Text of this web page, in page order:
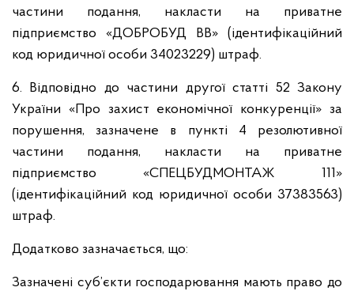
частини подання, накласти на приватне
підприємство «ДОБРОБУД ВВ» (ідентифікаційний
код юридичної особи 34023229) штраф.
6. Відповідно до частини другої статті 52 Закону
України «Про захист економічної конкуренції» за
порушення, зазначене в пункті 4 резолютивної
частини подання, накласти на приватне
підприємство «СПЕЦБУДМОНТАЖ 111»
(ідентифікаційний код юридичної особи 37383563)
штраф.
Додатково зазначається, що:
Зазначені суб’єкти господарювання мають право до